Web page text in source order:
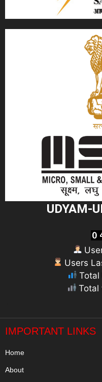
UDYAM-
Users
Total
Total
IMPORTANT LINKS
Home
About